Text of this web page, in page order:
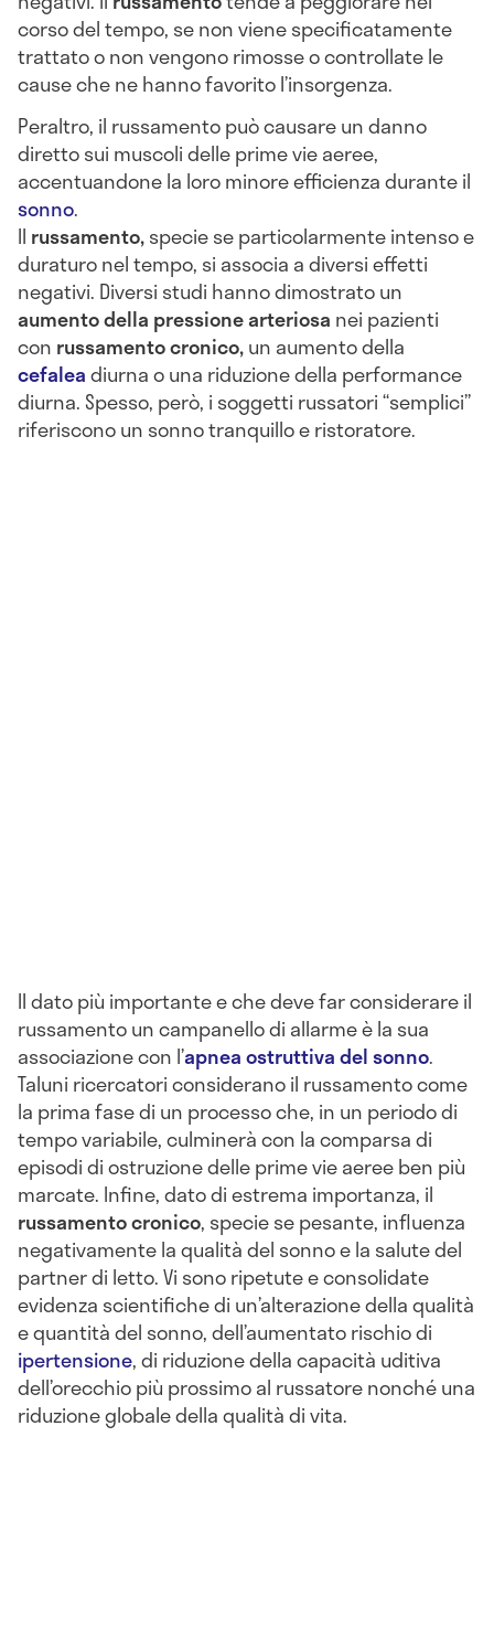
corso del tempo, se non viene specificatamente
trattato o non vengono rimosse o controllate le
cause che ne hanno favorito l’insorgenza.
Peraltro, il russamento può causare un danno
diretto sui muscoli delle prime vie aeree,
accentuandone la loro minore efficienza durante il
sonno.
Il russamento,specie se particolarmente intenso e
duraturo nel tempo, si associa a diversi effetti
negativi. Diversi studi hanno dimostrato un
aumento della pressione arteriosa nei pazienti
con russamento cronico,un aumento della
cefaleadiurna o una riduzione della performance
diurna. Spesso, però, i soggetti russatori “semplici”
riferiscono un sonno tranquillo e ristoratore.
Il dato più importante e che deve far considerare il
russamento un campanello di allarme è la sua
associazione con l’apnea ostruttiva del sonno.
Taluni ricercatori considerano il russamento come
la prima fase di un processo che, in un periodo di
tempo variabile, culminerà con la comparsa di
episodi di ostruzione delle prime vie aeree ben più
marcate. Infine, dato di estrema importanza, il
russamentocronico, specie se pesante, influenza
negativamente la qualità del sonno e la salute del
partner di letto. Vi sono ripetute e consolidate
evidenza scientifiche di un’alterazione della qualità
e quantità del sonno, dell’aumentato rischio di
ipertensione, di riduzione della capacità uditiva
dell’orecchio più prossimo al russatore nonché una
riduzione globale della qualità di vita.